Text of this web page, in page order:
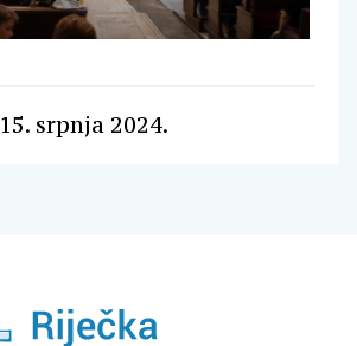
srpnja 2024.